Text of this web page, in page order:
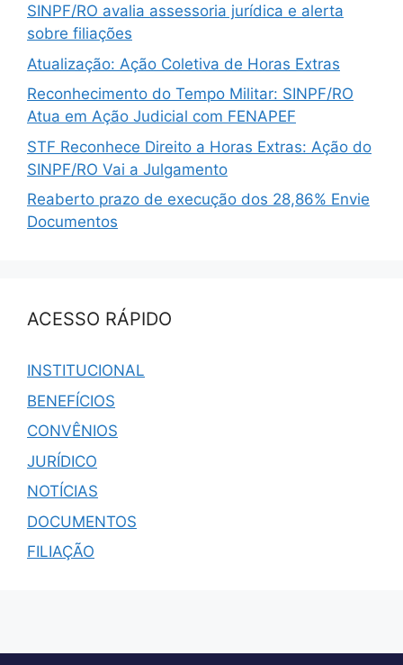
SINPF/RO avalia assessoria jurídica e alerta
sobre filiações
Atualização: Ação Coletiva de Horas Extras
Reconhecimento do Tempo Militar: SINPF/RO
Atua em Ação Judicial com FENAPEF
STF Reconhece Direito a Horas Extras: Ação do
SINPF/RO Vai a Julgamento
Reaberto prazo de execução dos 28,86% Envie
Documentos
ACESSO RÁPIDO
INSTITUCIONAL
BENEFÍCIOS
CONVÊNIOS
JURÍDICO
NOTÍCIAS
DOCUMENTOS
FILIAÇÃO